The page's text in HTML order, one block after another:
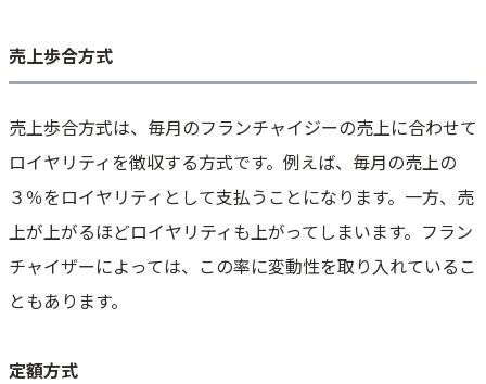
売上歩合方式
売上歩合方式は、毎月のフランチャイジーの売上に合わせて
ロイヤリティを徴収する方式です。例えば、毎月の売上の
３％をロイヤリティとして支払うことになります。一方、売
上が上がるほどロイヤリティも上がってしまいます。フラン
チャイザーによっては、この率に変動性を取り入れているこ
ともあります。
定額方式